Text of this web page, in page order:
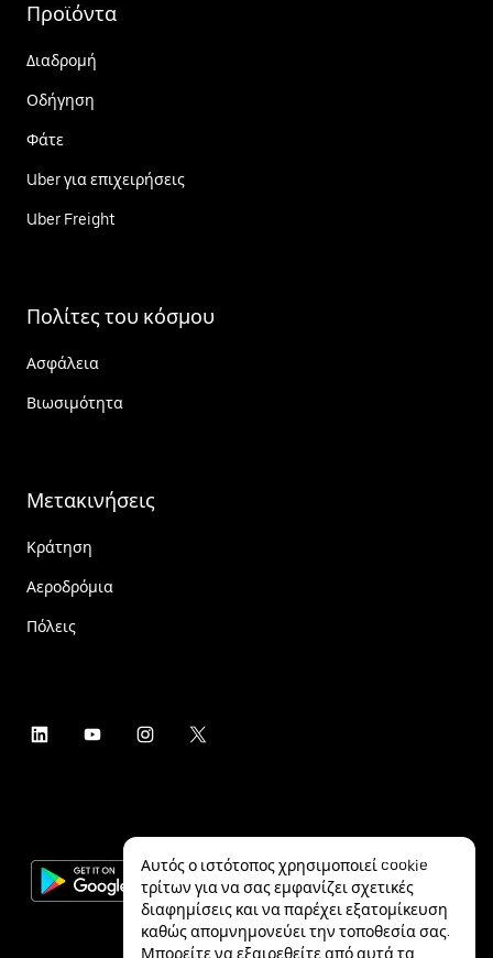
Προϊόντα
Διαδρομή
Οδήγηση
Φάτε
Uber για επιχειρήσεις
Uber Freight
Πολίτες του κόσμου
Ασφάλεια
Βιωσιμότητα
Μετακινήσεις
Κράτηση
Αεροδρόμια
Πόλεις
Αυτός ο ιστότοπος χρησιμοποιεί cookie
τρίτων για να σας εμφανίζει σχετικές
διαφημίσεις και να παρέχει εξατομίκευση
καθώς απομνημονεύει την τοποθεσία σας.
Μπορείτε να εξαιρεθείτε από αυτά τα